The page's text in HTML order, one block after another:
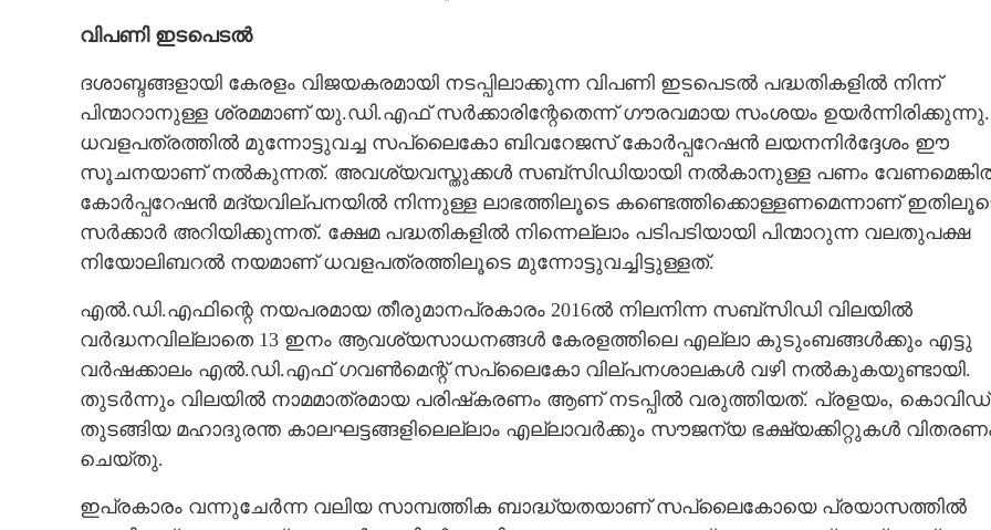
വിപണി ഇടപെടൽ
ദശാബ്ദങ്ങളായി കേരളം വിജയകരമായി നടപ്പിലാക്കുന്ന വിപണി ഇടപെടൽ പദ്ധതികളിൽ നിന്ന്
പിന്മാറാനുള്ള ശ്രമമാണ് യു.ഡി.എഫ് സർക്കാരിന്റേതെന്ന് ഗൗരവമായ സംശയം ഉയർന്നിരിക്കുന്നു.
ധവളപത്രത്തിൽ മുന്നോട്ടുവച്ച സപ്ലൈകോ ബിവറേജസ് കോർപ്പറേഷൻ ലയനനിർദ്ദേശം ഈ
സൂചനയാണ് നൽകുന്നത്. അവശ്യവസ്തുക്കൾ സബ്സിഡിയായി നൽകാനുള്ള പണം
കോർപ്പറേഷൻ മദ്യവില്പനയിൽ നിന്നുള്ള ലാഭത്തിലൂടെ കണ്ടെത്തിക്കൊള്ളണമെന്നാണ്
സർക്കാർ അറിയിക്കുന്നത്. ക്ഷേമ പദ്ധതികളിൽ നിന്നെല്ലാം പടിപടിയായി പിന്മാറുന്ന വലതുപക്ഷ
നിയോലിബറൽ നയമാണ് ധവളപത്രത്തിലൂടെ മുന്നോട്ടുവച്ചിട്ടുള്ളത്.
എൽ.ഡി.എഫിന്റെ നയപരമായ തീരുമാനപ്രകാരം 2016ൽ നിലനിന്ന സബ്സിഡി വിലയിൽ
വർദ്ധനവില്ലാതെ 13 ഇനം ആവശ്യസാധനങ്ങൾ കേരളത്തിലെ എല്ലാ കുടുംബങ്ങൾക്കും എട്ടു
വർഷക്കാലം എൽ.ഡി.എഫ് ഗവൺമെന്റ് സപ്ലൈകോ വില്പനശാലകൾ വഴി നൽകുകയുണ്ടായി.
തുടർന്നും വിലയിൽ നാമമാത്രമായ പരിഷ്‌കരണം ആണ് നടപ്പിൽ വരുത്തിയത്. പ്രളയം, കൊവിഡ്
തുടങ്ങിയ മഹാദുരന്ത കാലഘട്ടങ്ങളിലെല്ലാം എല്ലാവർക്കും സൗജന്യ ഭക്ഷ്യക്കിറ്റുകൾ
ചെയ്തു.
ഇപ്രകാരം വന്നുചേർന്ന വലിയ സാമ്പത്തിക ബാദ്ധ്യതയാണ് സപ്ലൈകോയെ പ്രയാസത്തിൽ
കുറയ്ക്കരുത് കേരളത്തിന്റെ ഭക്ഷ്യധാന്യ
വിഹിതം
Share this link
Copy Link